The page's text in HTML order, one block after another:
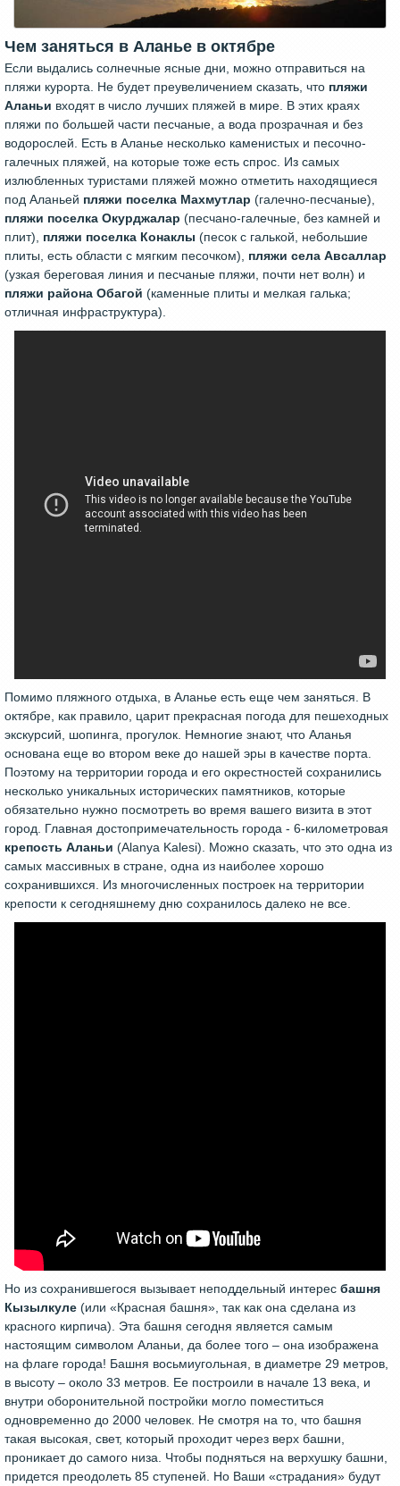
Чем заняться в Аланье в октябре
Если выдались солнечные ясные дни, можно отправиться на
пляжи курорта. Не будет преувеличением сказать, что пляжи
Аланьи входят в число лучших пляжей в мире. В этих краях
пляжи по большей части песчаные, а вода прозрачная и без
водорослей. Есть в Аланье несколько каменистых и песочно-
галечных пляжей, на которые тоже есть спрос. Из самых
излюбленных туристами пляжей можно отметить находящиеся
под Аланьей пляжи поселка Махмутлар (галечно-песчаные),
пляжи поселка Окурджалар (песчано-галечные, без камней и
плит), пляжи поселка Конаклы (песок с галькой, небольшие
плиты, есть области с мягким песочком), пляжи села Авсаллар
(узкая береговая линия и песчаные пляжи, почти нет волн) и
пляжи района Обагой (каменные плиты и мелкая галька;
отличная инфраструктура).
Помимо пляжного отдыха, в Аланье есть еще чем заняться. В
октябре, как правило, царит прекрасная погода для пешеходных
экскурсий, шопинга, прогулок. Немногие знают, что Аланья
основана еще во втором веке до нашей эры в качестве порта.
Поэтому на территории города и его окрестностей сохранились
несколько уникальных исторических памятников, которые
обязательно нужно посмотреть во время вашего визита в этот
город. Главная достопримечательность города - 6-километровая
крепость Аланьи (Alanya Kalesi). Можно сказать, что это одна из
самых массивных в стране, одна из наиболее хорошо
сохранившихся. Из многочисленных построек на территории
крепости к сегодняшнему дню сохранилось далеко не все.
Но из сохранившегося вызывает неподдельный интерес башня
Кызылкуле (или «Красная башня», так как она сделана из
красного кирпича). Эта башня сегодня является самым
настоящим символом Аланьи, да более того – она изображена
на флаге города! Башня восьмиугольная, в диаметре 29 метров,
в высоту – около 33 метров. Ее построили в начале 13 века, и
внутри оборонительной постройки могло поместиться
одновременно до 2000 человек. Не смотря на то, что башня
такая высокая, свет, который проходит через верх башни,
проникает до самого низа. Чтобы подняться на верхушку башни,
придется преодолеть 85 ступеней. Но Ваши «страдания» будут